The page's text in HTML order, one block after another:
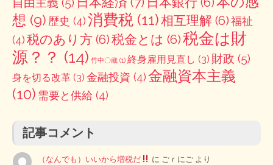
想 (9) 歴史 (4)消費税 (11)相互理解 (6)福祉
(4)税のあり方 (6)税金とは (6)税金は財
源？？ (14) 竹中〇蔵 (1) 終身雇用見直し (3) 財政 (5)
身を切る改革 (3) 金融投資 (4)金融資本主義
(10) 需要と供給 (4)
記事コメント
（なんでも）いいから増税だ に ごｒにご より